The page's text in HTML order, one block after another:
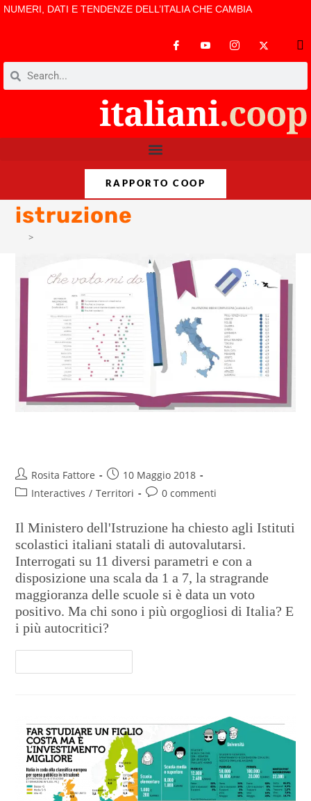
NUMERI, DATI E TENDENZE DELL’ITALIA CHE CAMBIA
RAPPORTO COOP
istruzione
>
Rosita Fattore
10 Maggio 2018
Interactives / Territori 0 commenti
Il Ministero dell'Istruzione ha chiesto agli Istituti
scolastici italiani statali di autovalutarsi.
Interrogati su 11 diversi parametri e con a
disposizione una scala da 1 a 7, la stragrande
maggioranza delle scuole si è data un voto
positivo. Ma chi sono i più orgogliosi di Italia? E
i più autocritici?